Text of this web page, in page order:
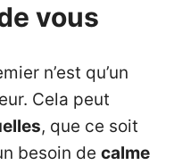
vous
n’est qu’un
Cela peut
, que ce soit
besoin de calme